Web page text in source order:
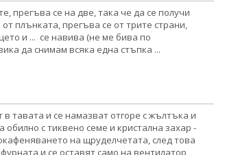
прегъва се на две, така че да се получи
плънката, прегъва се от трите страни,
и ... се навива (не ме бива по
да снимам всяка една стъпка ...
в тавата и се намазват отгоре с жълтъка и
обилно с тиквено семе и кристална захар -
на щруделчетата, след това
и се оставят само на вентилатор